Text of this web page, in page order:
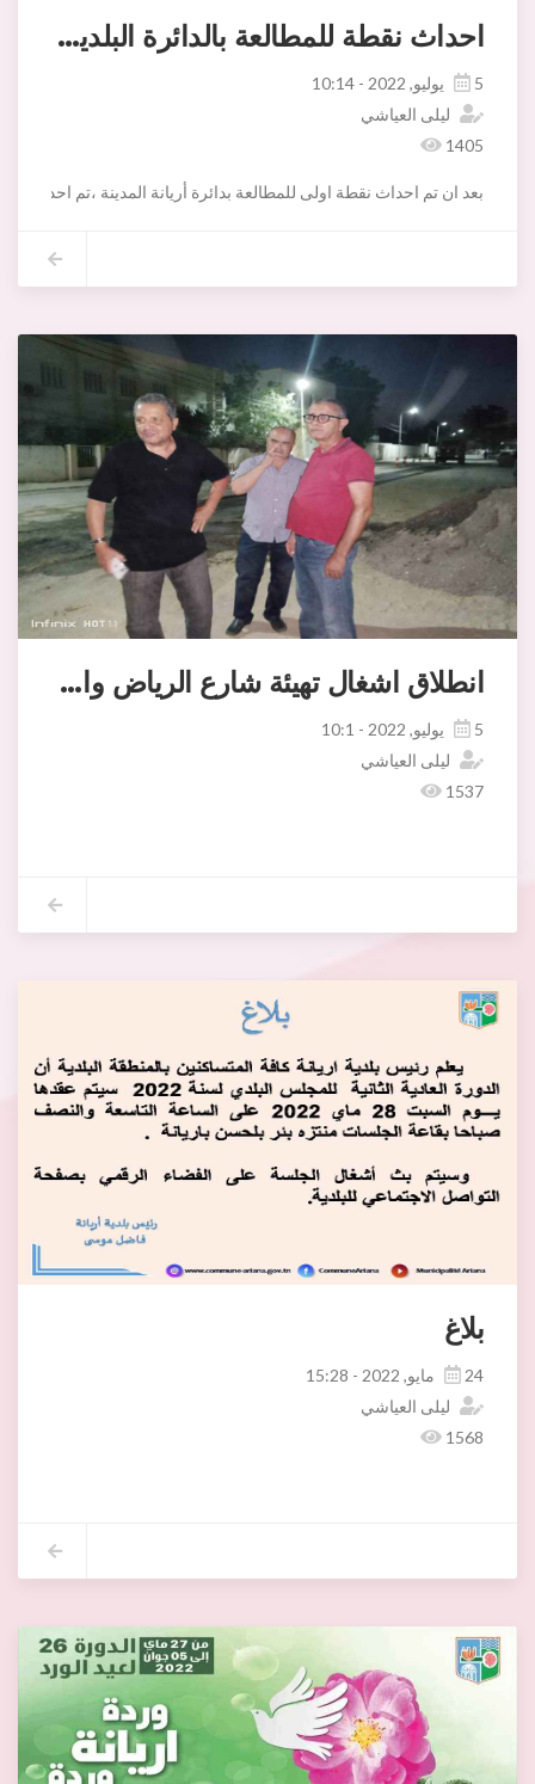
احداث نقطة للمطالعة بالدائرة البلدية رياض النصر
5 يوليو, 2022 - 10:14
ليلى العياشي
1405
بعد ان تم احداث نقطة اولى للمطالعة بدائرة أريانة المدينة ،تم احداث
انطلاق اشغال تهيئة شارع الرياض واحمد الخبثاني
5 يوليو, 2022 - 10:1
ليلى العياشي
1537
بلاغ
24 مايو, 2022 - 15:28
ليلى العياشي
1568